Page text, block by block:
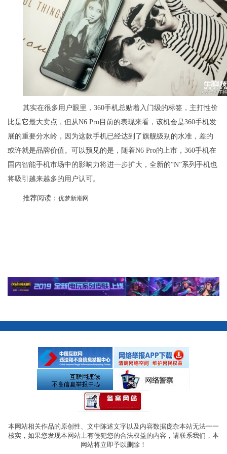
其实在很多用户眼里，360手机总贴着入门级的标签，主打性价
比是它最大卖点，但从N6 Pro目前的表现来看，该机会是360手机发
展的重要分水岭，因为这款手机已经达到了旗舰级别的水准，差的
或许就是品牌价值。可以预见的是，随着N6 Pro的上市，360手机在
国内智能手机市场中的影响力将进一步扩大，全新的“N”系列手机也
将吸引越来越多的用户认可。
推荐阅读： 优梦新潮网
本网站相关作品的原创性、文中陈述文字以及内容数据庞杂本站无法一一
核实，如果您发现本网站上有侵犯您的合法权益的内容，请联系我们，本
网站将立即予以删除！